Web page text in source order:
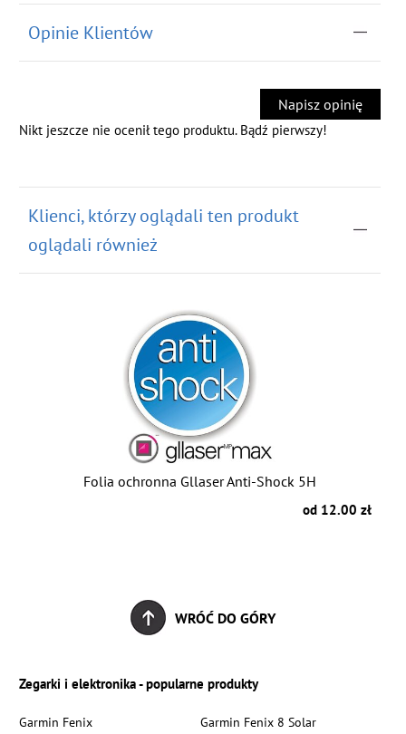
Opinie Klientów
Napisz opinię
Nikt jeszcze nie ocenił tego produktu. Bądź pierwszy!
Klienci, którzy oglądali ten produkt
oglądali również
Folia ochronna Gllaser Anti-Shock 5H
od 12.00 zł
WRÓĆ DO GÓRY
Zegarki i elektronika - popularne produkty
Garmin Fenix
Garmin Fenix 8 Solar